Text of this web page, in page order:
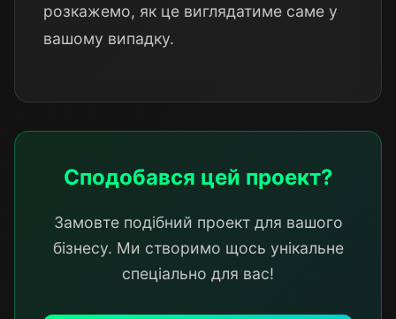
розкажемо, як це виглядатиме саме у
вашому випадку.
Сподобався цей проект?
Замовте подібний проект для вашого
бізнесу. Ми створимо щось унікальне
спеціально для вас!